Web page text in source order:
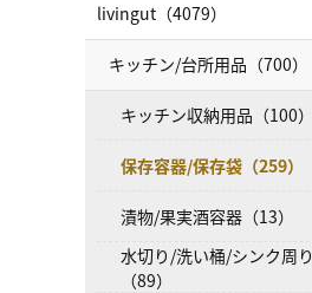
livingut（4079）
キッチン/台所用品（700）
キッチン収納用品（100）
保存容器/保存袋（259）
漬物/果実酒容器（13）
水切り/洗い桶/シンク周り
（89）